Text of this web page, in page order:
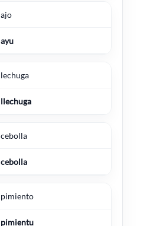
ajo
ayu
lechuga
llechuga
cebolla
cebolla
pimiento
pimientu